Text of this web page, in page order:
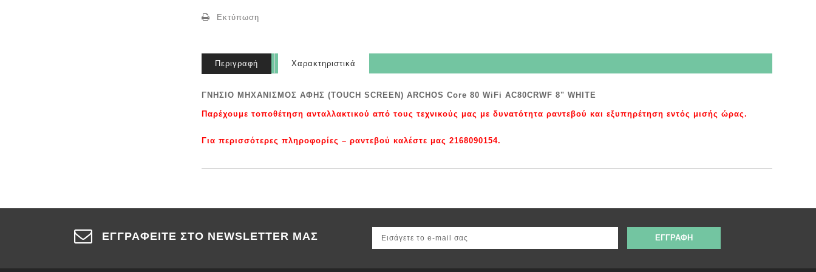
Εκτύπωση
Περιγραφή Χαρακτηριστικά
ΓΝΗΣΙΟ ΜΗΧΑΝΙΣΜΟΣ ΑΦΗΣ (TOUCH SCREEN) ARCHOS Core 80 WiFi AC80CRWF 8" WHITE
Παρέχουμε τοποθέτηση ανταλλακτικού από τους τεχνικούς μας με δυνατότητα ραντεβού και εξυπηρέτηση εντός μισής ώρας.
Για περισσότερες πληροφορίες – ραντεβού καλέστε μας 2168090154.
ΕΓΓΡΑΦΕΊΤΕ ΣΤΟ NEWSLETTER ΜΑΣ ΕΓΓΡΑΦΉ